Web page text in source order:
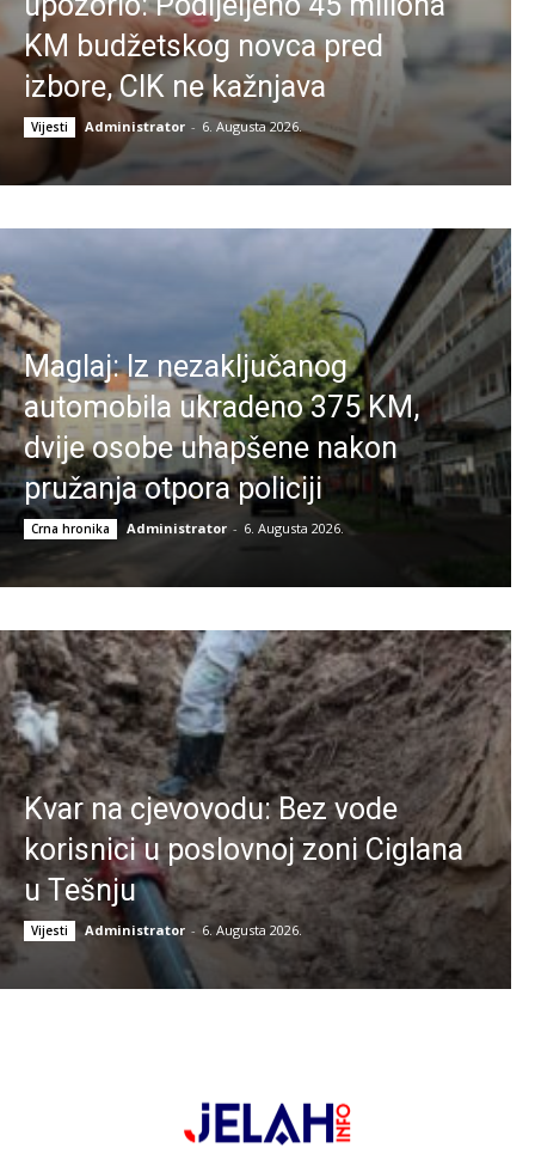
KM budžetskog novca pred
izbore, CIK ne kažnjava
Vijesti Administrator - 6. Augusta 2026.
Maglaj: Iz nezaključanog
automobila ukradeno 375 KM,
dvije osobe uhapšene nakon
pružanja otpora policiji
Crna hronika Administrator - 6. Augusta 2026.
Kvar na cjevovodu: Bez vode
korisnici u poslovnoj zoni Ciglana
u Tešnju
Vijesti Administrator - 6. Augusta 2026.